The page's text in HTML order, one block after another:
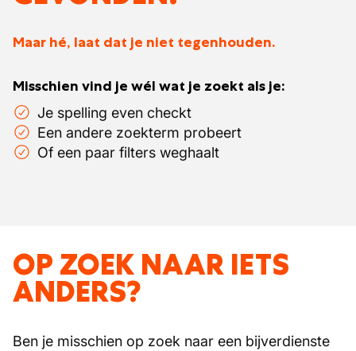
Maar hé, laat dat je niet tegenhouden.
Misschien vind je wél wat je zoekt als je:
Je spelling even checkt
Een andere zoekterm probeert
Of een paar filters weghaalt
OP ZOEK NAAR IETS
ANDERS?
Ben je misschien op zoek naar een bijverdienste